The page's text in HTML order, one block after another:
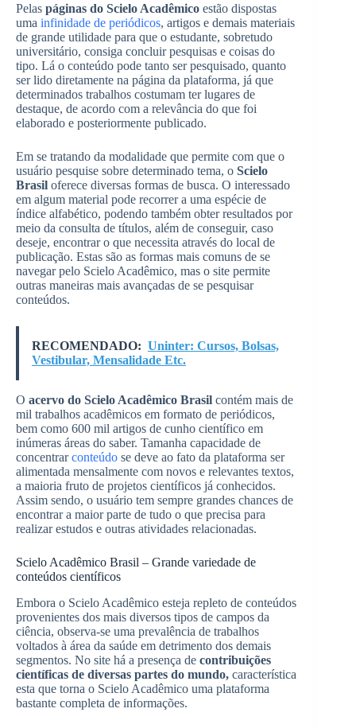
Pelas páginas do Scielo Acadêmico estão dispostas
uma infinidade de periódicos, artigos e demais materiais
de grande utilidade para que o estudante, sobretudo
universitário, consiga concluir pesquisas e coisas do
tipo. Lá o conteúdo pode tanto ser pesquisado, quanto
ser lido diretamente na página da plataforma, já que
determinados trabalhos costumam ter lugares de
destaque, de acordo com a relevância do que foi
elaborado e posteriormente publicado.
Em se tratando da modalidade que permite com que o
usuário pesquise sobre determinado tema, o Scielo
Brasil oferece diversas formas de busca. O interessado
em algum material pode recorrer a uma espécie de
índice alfabético, podendo também obter resultados por
meio da consulta de títulos, além de conseguir, caso
deseje, encontrar o que necessita através do local de
publicação. Estas são as formas mais comuns de se
navegar pelo Scielo Acadêmico, mas o site permite
outras maneiras mais avançadas de se pesquisar
conteúdos.
RECOMENDADO: Uninter: Cursos, Bolsas,
Vestibular, Mensalidade Etc.
O acervo do Scielo Acadêmico Brasil contém mais de
mil trabalhos acadêmicos em formato de periódicos,
bem como 600 mil artigos de cunho científico em
inúmeras áreas do saber. Tamanha capacidade de
concentrarconteúdo se deve ao fato da plataforma ser
alimentada mensalmente com novos e relevantes textos,
a maioria fruto de projetos científicos já conhecidos.
Assim sendo, o usuário tem sempre grandes chances de
encontrar a maior parte de tudo o que precisa para
realizar estudos e outras atividades relacionadas.
Scielo Acadêmico Brasil – Grande variedade de
conteúdos científicos
Embora o Scielo Acadêmico esteja repleto de conteúdos
provenientes dos mais diversos tipos de campos da
ciência, observa-se uma prevalência de trabalhos
voltados à área da saúde em detrimento dos demais
segmentos. No site há a presença de contribuições
científicas de diversas partes do mundo, característica
esta que torna o Scielo Acadêmico uma plataforma
bastante completa de informações.